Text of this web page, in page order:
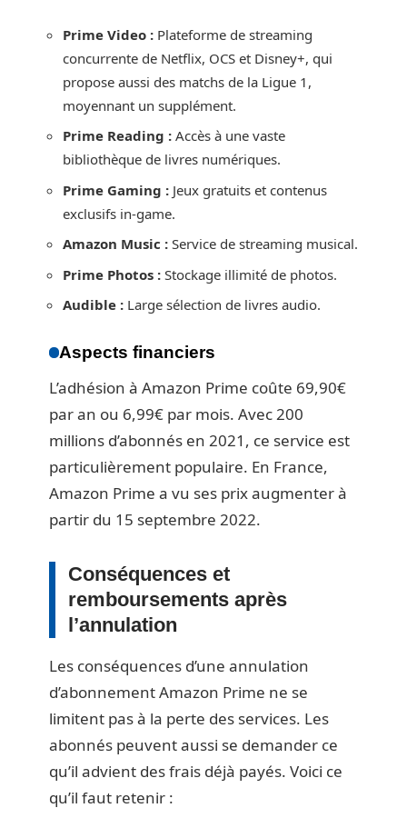
Prime Video : Plateforme de streaming
concurrente de Netflix, OCS et Disney+, qui
propose aussi des matchs de la Ligue 1,
moyennant un supplément.
Prime Reading : Accès à une vaste
bibliothèque de livres numériques.
Prime Gaming : Jeux gratuits et contenus
exclusifs in-game.
Amazon Music : Service de streaming musical.
Prime Photos : Stockage illimité de photos.
Audible : Large sélection de livres audio.
Aspects financiers
L’adhésion à Amazon Prime coûte 69,90€
par an ou 6,99€ par mois. Avec 200
millions d’abonnés en 2021, ce service est
particulièrement populaire. En France,
Amazon Prime a vu ses prix augmenter à
partir du 15 septembre 2022.
Conséquences et
remboursements après
l’annulation
Les conséquences d’une annulation
d’abonnement Amazon Prime ne se
limitent pas à la perte des services. Les
abonnés peuvent aussi se demander ce
qu’il advient des frais déjà payés. Voici ce
qu’il faut retenir :